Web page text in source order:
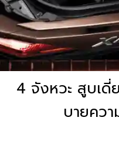
4 จังหวะ สูบเดี่
บายคว